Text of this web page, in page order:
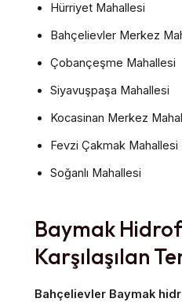
Hürriyet Mahallesi
Bahçelievler Merkez
Çobançeşme Mahallesi
Siyavuşpaşa Mahallesi
Kocasinan Merkez
Fevzi Çakmak Mahallesi
Soğanlı Mahallesi
Baymak
Karşılaşılan
Bahçelievler Baymak